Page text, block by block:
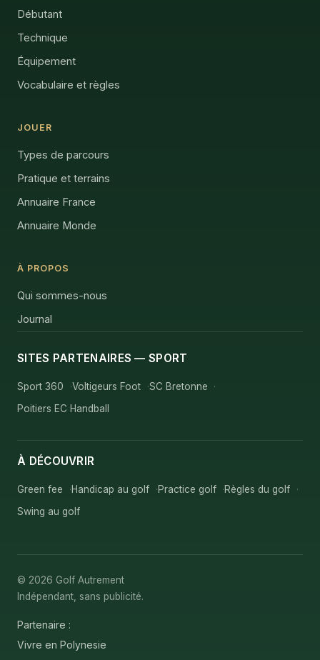
Débutant
Technique
Équipement
Vocabulaire et règles
JOUER
Types de parcours
Pratique et terrains
Annuaire France
Annuaire Monde
À PROPOS
Qui sommes-nous
Journal
SITES PARTENAIRES — SPORT
Sport 360 Voltigeurs Foot
SC Bretonne
Poitiers EC Handball
À DÉCOUVRIR
Green fee Handicap au golf Practice golf
Règles du golf
Swing au golf
© 2026 Golf Autrement
Indépendant, sans publicité.
Partenaire :
Vivre en Polynesie